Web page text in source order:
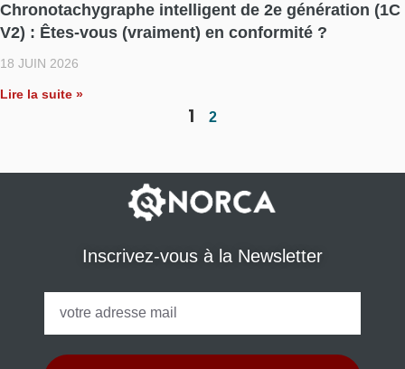
Chronotachygraphe intelligent de 2e génération (1C
V2) : Êtes-vous (vraiment) en conformité ?​
18 JUIN 2026
Lire la suite »
1 2
Inscrivez-vous à la Newsletter